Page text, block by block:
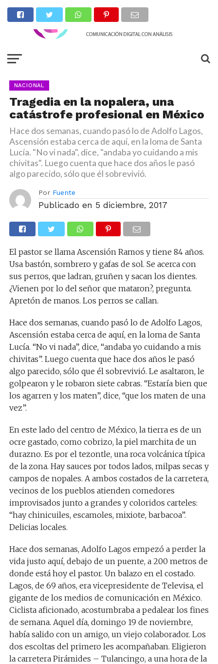
NACIONAL
Tragedia en la nopalera, una
catástrofe profesional en México
Hace dos semanas, cuando pasó lo de Adolfo Lagos,
Ascensión estaba cerca de aquí, en la loma de Santa
Lucía. "No vi nada", dice, "andaba yo cuidando a mis
chivitas". Luego cuenta que hace dos años le pasó
algo parecido, sólo que él sobrevivió.
Por Fuente
Publicado en 5 diciembre, 2017
El pastor se llama Ascensión Ramos y tiene 84 años.
Usa bastón, sombrero y gafas de sol. Se acerca con
sus perros, que ladran, gruñen y sacan los dientes.
¿Vienen por lo del señor que mataron?, pregunta.
Apretón de manos. Los perros se callan.
Hace dos semanas, cuando pasó lo de Adolfo Lagos,
Ascensión estaba cerca de aquí, en la loma de Santa
Lucía. “No vi nada”, dice, “andaba yo cuidando a mis
chivitas”. Luego cuenta que hace dos años le pasó
algo parecido, sólo que él sobrevivió. Le asaltaron, le
golpearon y le robaron siete cabras. “Estaría bien que
los agarren y los maten”, dice, “que los maten de una
vez”.
En este lado del centro de México, la tierra es de un
ocre gastado, como cobrizo, la piel marchita de un
durazno. Es por el tezontle, una roca volcánica típica
de la zona. Hay sauces por todos lados, milpas secas y
campos de nopales. A ambos costados de la carretera,
vecinos de los pueblos atienden comedores
improvisados junto a grandes y coloridos carteles:
“hay chinicuiles, escamoles, mixiote, barbacoa”.
Delicias locales.
Hace dos semanas, Adolfo Lagos empezó a perder la
vida justo aquí, debajo de un puente, a 200 metros de
donde está hoy el pastor. Un balazo en el costado.
Lagos, de 69 años, era vicepresidente de Televisa, el
gigante de los medios de comunicación en México.
Ciclista aficionado, acostumbraba a pedalear los fines
de semana. Aquel día, domingo 19 de noviembre,
había salido con un amigo, un viejo colaborador. Los
dos escoltas del primero les acompañaban. Eligieron
la carretera Pirámides – Tulancingo, a una hora de la